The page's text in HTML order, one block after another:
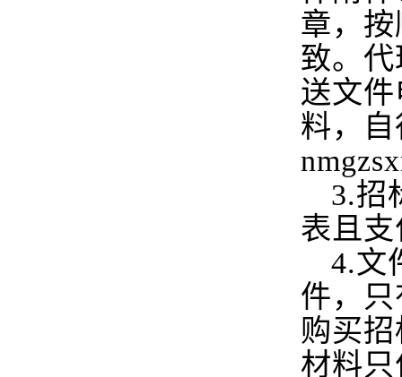
章，
致。
送文
料，
3.招
表且
4.文
件，
购买
材料